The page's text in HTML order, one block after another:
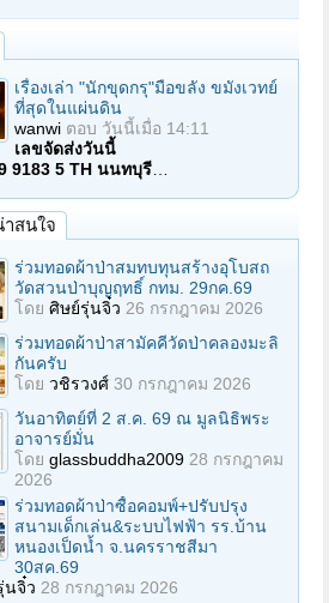
เรื่องเล่า "นักขุดกรุ"มือขลัง ขมังเวทย์
ที่สุดในแผ่นดิน
wanwi ตอบ วันนี้เมื่อ 14:11
เลขจัดส่งวันนี้
9183 5 TH นนทบุรี
สนใจ
ร่วมทอดผ้าป่าสมทบทุนสร้างอุโบสถ
วัดสวนป่าบุญฤทธิ์ กทม. 29กค.69
โดย ศิษย์รุ่นจิ๋ว 26 กรกฎาคม 2026
ร่วมทอดผ้าป่าสามัคคีวัดป่าคลองมะลิ
กันครับ
โดย วชิรวงศ์ 30 กรกฎาคม 2026
วันอาทิตย์ที่ 2 ส.ค. 69 ณ มูลนิธิพระ
อาจารย์มั่น
โดย glassbuddha2009 28 กรกฎาคม
2026
ร่วมทอดผ้าป่าซื้อคอมพ์+ปรับปรุง
สนามเด็กเล่น&ระบบไฟฟ้า รร.บ้าน
หนองเป็ดน้ำ จ.นครราชสีมา
30สค.69
นจิ๋ว 28 กรกฎาคม 2026